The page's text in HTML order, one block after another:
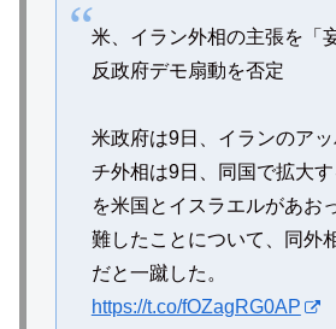
米、イラン外相の主張を「
反政府デモ扇動を否定
米政府は9日、イランのア
チ外相は9日、同国で拡大
を米国とイスラエルがあお
難したことについて、同外
だと一蹴した。
https://t.co/fOZagRG0AP